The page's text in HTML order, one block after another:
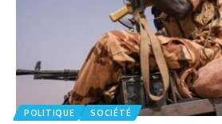
POLITIQUE SOCIÉTÉ